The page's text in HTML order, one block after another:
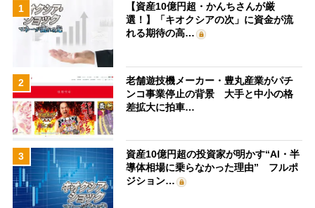
1
【資産10億円超・かんちさんが厳
選！】「キオクシアの次」に資金が流
れる期待の高…
2
老舗遊技機メーカー・豊丸産業がパチ
ンコ事業停止の背景 大手と中小の格
差拡大に拍車…
3
資産10億円超の投資家が明かす“AI・半
導体相場に乗らなかった理由” フルポ
ジション…